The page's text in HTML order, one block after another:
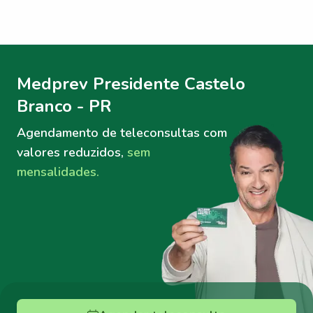
Medprev Presidente Castelo
Branco - PR
Agendamento de teleconsultas com
valores reduzidos, sem
mensalidades.